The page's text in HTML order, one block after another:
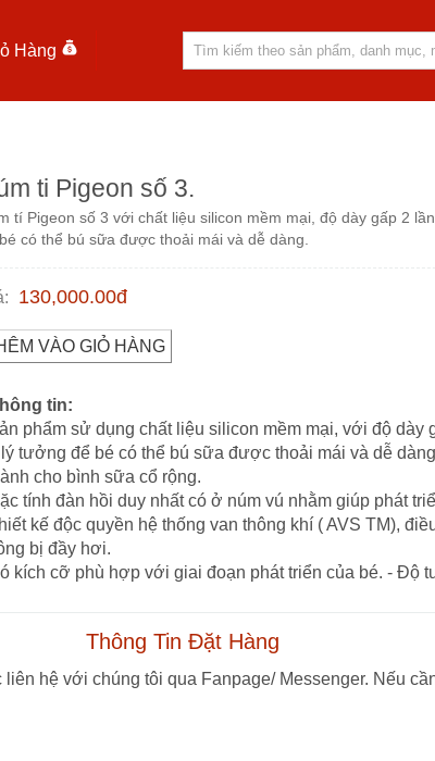
Hàng
ti Pigeon số 3.
tí Pigeon số 3 với chất liệu silicon mềm mại, độ dày gấp 2
có thể bú sữa được thoải mái và dễ dàng.
: 130,000.00đ
VÀO GIỎ HÀNG
tin:
phẩm sử dụng chất liệu silicon mềm mại, với độ dày
tưởng để bé có thể bú sữa được thoải mái và dễ
cho bình sữa cổ rộng.
tính đàn hồi duy nhất có ở núm vú nhằm giúp phát
kế độc quyền hệ thống van thông khí ( AVS TM),
bị đầy hơi.
kích cỡ phù hợp với giai đoạn phát triển của bé. - Độ
Thông Tin Đặt Hàng
hệ với chúng tôi qua Fanpage/ Messenger. Nếu